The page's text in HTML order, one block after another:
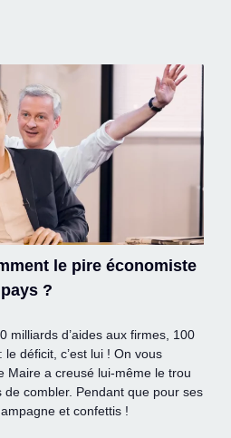
le pire économiste
?
milliards d’aides aux firmes, 100
déficit, c’est lui ! On vous
Maire a creusé lui-même le trou
de combler. Pendant que pour ses
et confettis !